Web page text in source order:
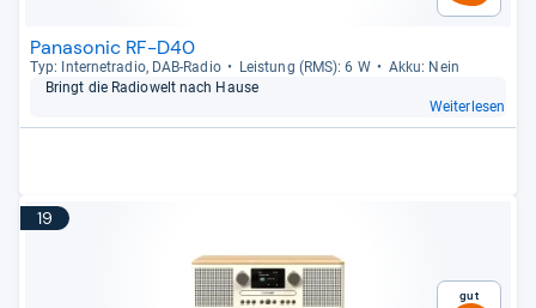
Panasonic RF-D40
Typ: Inter­ne­tra­dio, DAB-​Radio Leis­tung (RMS): 6 W
Akku: Nein
Bringt die Radio­welt nach Hause
Weiterlesen
19
Gut